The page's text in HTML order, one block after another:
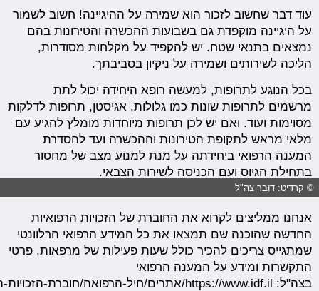
עוד דבר שחשוב לזכור הוא שמירה על ההיגיינה! חשוב לשמור
על היגיינה מוקפדת גם בשבועות ההכשרה והטירונות בהם
נמצאים בתנאי שטח. יש להקפיד על מקלחות מסודרות,
הליכה לשירותים ושמירה על ניקיון בסביבתך.
בכל הנוגע לתרופות, למעשה רופא היחידה יכול לתת
מרשמים לתרופות שונות כמו גלולות, אגיסטן, תרופות לדלקות
מסוימות ועוד. ואם יש לכן תרופות מיוחדות מומלץ להגיע עם
מלאי מראש לתקופת הטירונות וההכשרה ועד להסדרת
המענה הרפואי ביחידתה על מנת למנוע מצב של מחסור
בתחילת הגיוס ועם הכניסה לשירות הצבאי.
© קרדיט: דובר צה"ל
אנחנו ממליצים לקרוא את החוברת של הזכויות הרפואיות
החדשה שהוכנה שם תמצאו את כל המידע הרפואי הרלוונטי
שמתגייס צריכים להכיר כולל שעות פעילות של מרפאות, פרטי
התקשרות ומידע על המענה הרפואי
בצה"ל: https://www.idf.il/אתרים/חיל-הרפואה/חוברת-הזכויות-הרפואיות/